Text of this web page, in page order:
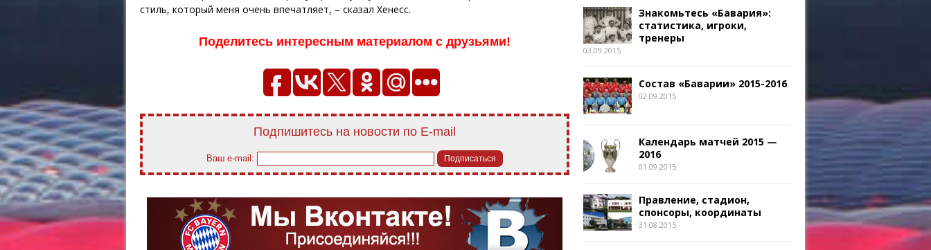
стиль, который меня очень впечатляет, – сказал Хенесс.
Поделитесь интересным материалом с друзьями!
Подпишитесь на новости по E-mail
Ваш e-mail:
Знакомьтесь «Бавария»:
статистика, игроки,
тренеры
03.09.2015
Состав «Баварии» 2015-2016
02.09.2015
Календарь матчей 2015 —
2016
01.09.2015
Правление, стадион,
спонсоры, координаты
31.08.2015